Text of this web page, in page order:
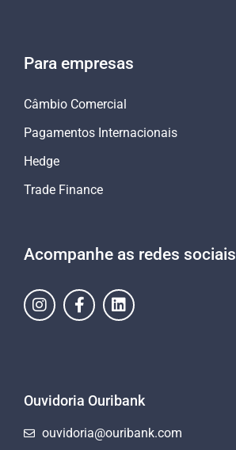
Para empresas
Câmbio Comercial
Pagamentos Internacionais
Hedge
Trade Finance
Acompanhe as redes sociais
Ouvidoria Ouribank
ouvidoria@ouribank.com